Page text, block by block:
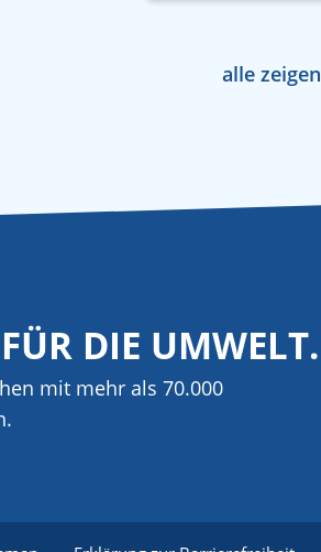
alle zeigen
DIE UMWELT.
mit mehr als 70.000